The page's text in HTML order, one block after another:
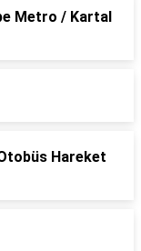
Metro / Kartal
Hareket